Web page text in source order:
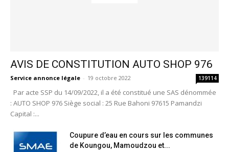
AVIS DE CONSTITUTION AUTO SHOP 976
Service annonce légale - 19 octobre 2022 139114
Par acte SSP du 14/09/2022, il a été constitué une SAS dénommée
: AUTO SHOP 976 Siège social : 25 Rue Bahoni 97615 Pamandzi
Capital :...
Coupure d’eau en cours sur les communes
de Koungou, Mamoudzou et...